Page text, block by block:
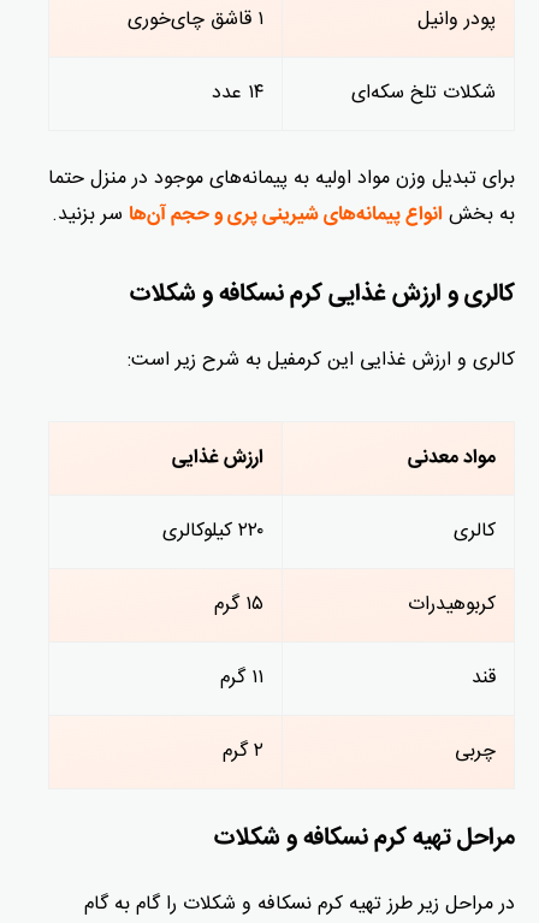
پودر وانیل ۱ قاشق چای‌خوری
شکلات تلخ سکه‌ای ۱۴ عدد
برای تبدیل وزن مواد اولیه به پیمانه‌های موجود در منزل حتما
به بخش انواع پیمانه‌های شیرینی پری و حجم آن‌ها سر بزنید.
کالری و ارزش غذایی کرم نسکافه و شکلات
کالری و ارزش غذایی این کرمفیل به شرح زیر است:
مواد معدنی ارزش غذایی
کالری ۲۲۰ کیلوکالری
کربوهیدرات ۱۵ گرم
قند ۱۱ گرم
چربی ۲ گرم
مراحل تهیه کرم نسکافه و شکلات
در مراحل زیر طرز تهیه کرم نسکافه و شکلات را گام به گام